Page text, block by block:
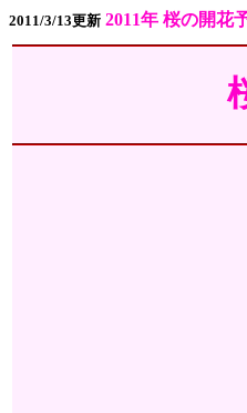
2011/3/13更新 2011年 桜の開花